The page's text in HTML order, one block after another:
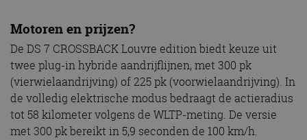
Motoren en prijzen?
De DS 7 CROSSBACK Louvre edition biedt keuze uit
twee plug-in hybride aandrijflijnen, met 300 pk
(vierwielaandrijving) of 225 pk (voorwielaandrijving). In
de volledig elektrische modus bedraagt de actieradius
tot 58 kilometer volgens de WLTP-meting. De versie
met 300 pk bereikt in 5,9 seconden de 100 km/h.